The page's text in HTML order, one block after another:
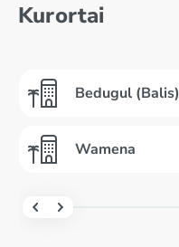
Kurortai
Bedugul (Balis)
Wamena